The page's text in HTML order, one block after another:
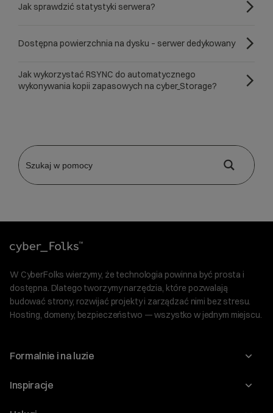
Jak sprawdzić statystyki serwera?
Dostępna powierzchnia na dysku – serwer dedykowany
Jak wykorzystać RSYNC do automatycznego
wykonywania kopii zapasowych na cyber_Storage?
W CyberFolks wierzymy, że technologia powinna być prosta i
dostępna. Dlatego tworzymy narzędzia, które pozwalają
budować strony, rozwijać projekty i zarządzać nimi bez stresu.
Hosting, domeny, bezpieczeństwo — wszystko w jednym miejscu.
Formalnie i na luzie
O nas
Inspiracje
Blog